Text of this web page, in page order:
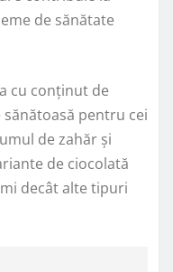
de sănătate
cu conținut de
pentru cei
de zahăr și
de ciocolată
decât alte tipuri